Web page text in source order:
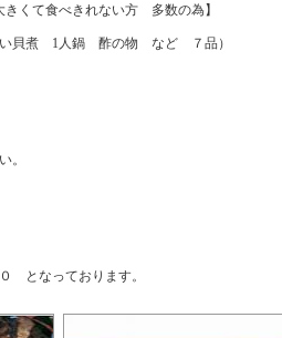
くて食べきれない方 多数の為】
貝煮 1人鍋 酢の物 など ７品）
。
となっております。